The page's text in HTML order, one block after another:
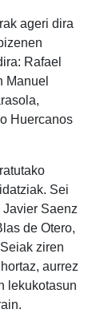
ageri dira
Rafael
Manuel
Huercanos
Sei
Saenz
de Otero,
ziren
aurrez
lekukotasun